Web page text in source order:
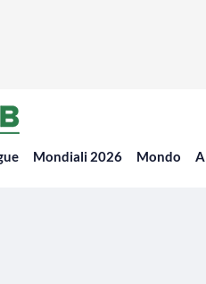
Mondiali 2026 Mondo